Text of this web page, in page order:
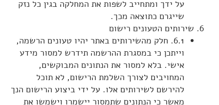
על ידך ומתחייב לשפות את המחלקה בגין כל נזק
שייגרם כתוצאה מכך.
שירותים הטעונים רישום
6.1. חלק מהשירותים באתר יהיו טעונים הרשמה,
וייתכן כי במסגרת ההרשמה תידרש למסור מידע
אישי. בלא למסור את הנתונים המבוקשים,
המחויבים לצורך השלמת הרישום, לא תוכל
להירשם לשירותים אלו. על ידי ביצוע הרישום הנך
מאשר כי הנתונים שתמסור יישמרו וישמשו את